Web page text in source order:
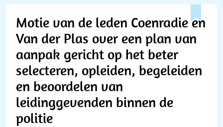
Motie van de leden Coenradie en
Van der Plas over een plan van
aanpak gericht op het beter
selecteren, opleiden, begeleiden
en beoordelen van
leidinggevenden binnen de
politie